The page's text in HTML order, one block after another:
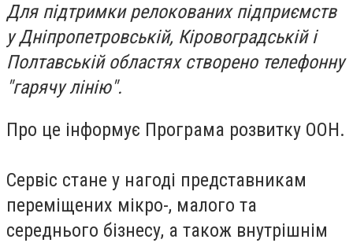
Для підтримки релокованих підприємств
у Дніпропетровській, Кіровоградській і
Полтавській областях створено телефонну
"гарячу лінію".
Про це інформує Програма розвитку ООН.
Сервіс стане у нагоді представникам
переміщених мікро-, малого та
середнього бізнесу, а також внутрішнім